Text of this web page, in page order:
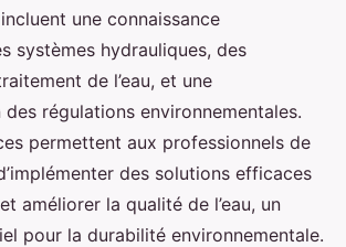
une connaissance
systèmes hydrauliques, des
de l’eau, et une
régulations environnementales.
permettent aux professionnels de
des solutions efficaces
améliorer la qualité de l’eau, un
pour la durabilité environnementale.